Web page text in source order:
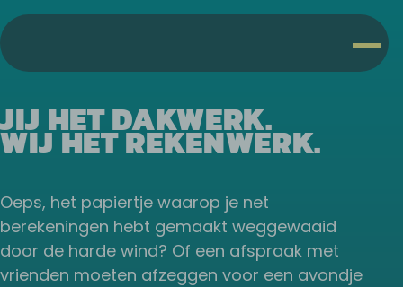
JIJ HET DAKWERK.
WIJ HET REKENWERK.
Oeps, het papiertje waarop je net
berekeningen hebt gemaakt weggewaaid
door de harde wind? Of een afspraak met
vrienden moeten afzeggen voor een avondje